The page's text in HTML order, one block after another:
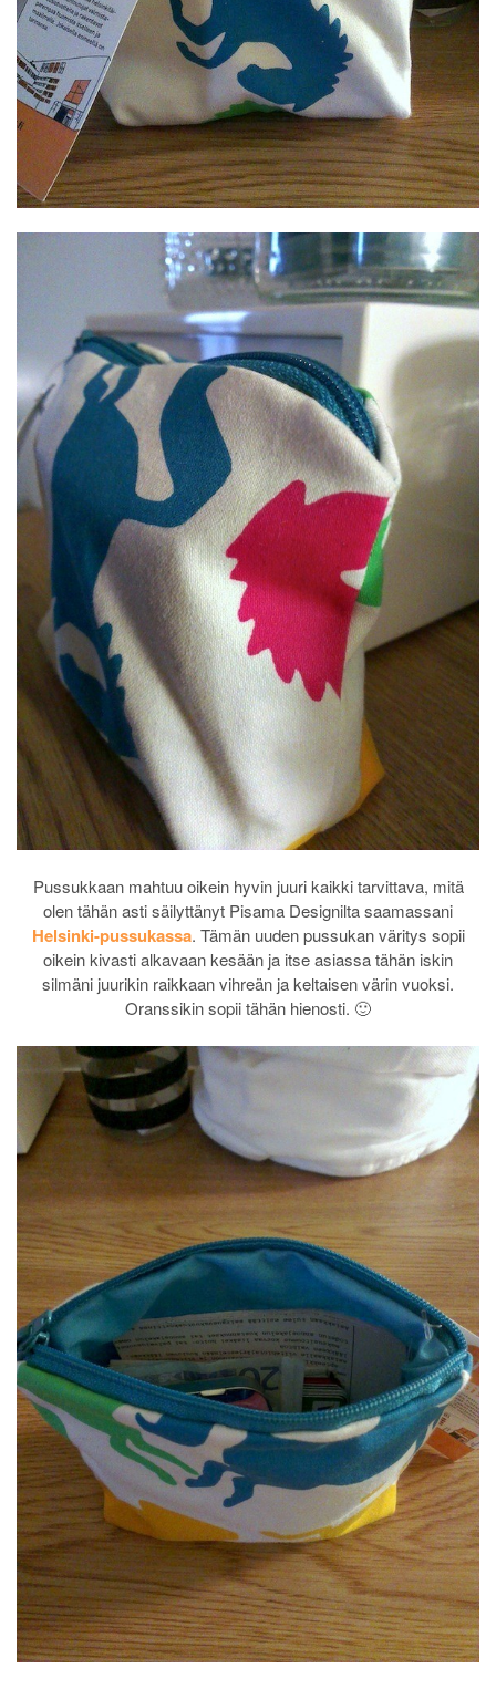
Pussukkaan mahtuu oikein hyvin juuri kaikki tarvittava, mitä
olen tähän asti säilyttänyt Pisama Designilta saamassani
Helsinki-pussukassa. Tämän uuden pussukan väritys sopii
oikein kivasti alkavaan kesään ja itse asiassa tähän iskin
silmäni juurikin raikkaan vihreän ja keltaisen värin vuoksi.
Oranssikin sopii tähän hienosti. 🙂